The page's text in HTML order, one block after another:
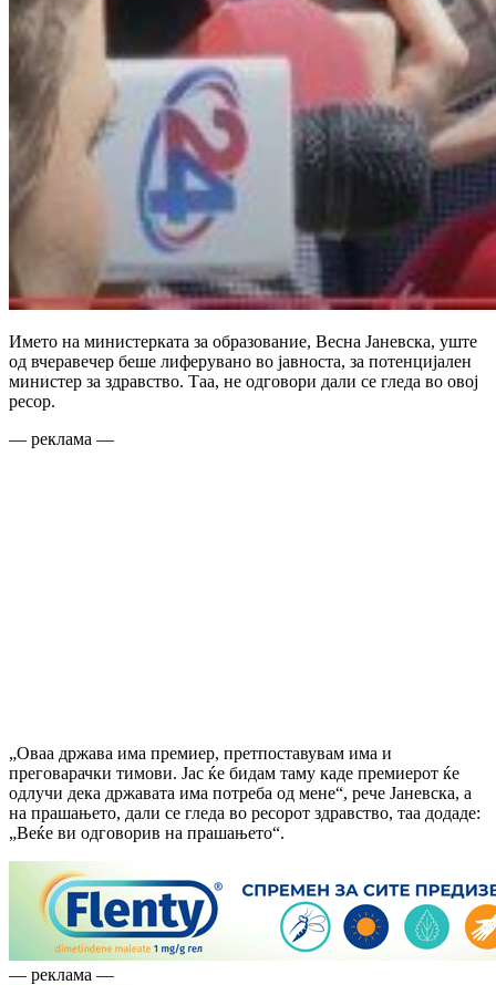
Името на министерката за образование, Весна Јаневска, уште
од вчеравечер беше лиферувано во јавноста, за потенцијален
министер за здравство. Таа, не одговори дали се гледа во овој
ресор.
— реклама —
„Оваа држава има премиер, претпоставувам има и
преговарачки тимови. Јас ќе бидам таму каде премиерот ќе
одлучи дека државата има потреба од мене“, рече Јаневска, а
на прашањето, дали се гледа во ресорот здравство, таа додаде:
„Веќе ви одговорив на прашањето“.
— реклама —